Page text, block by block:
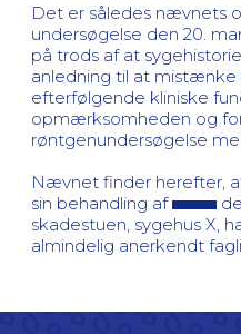
Det er således nævnets
undersøgelse den 20.
på trods af at
anledning til at
efterfølgende kliniske
opmærksomheden og
røntgenundersøgelse
Nævnet finder herefter,
sin behandling af
skadestuen, sygehus X,
almindelig anerkendt